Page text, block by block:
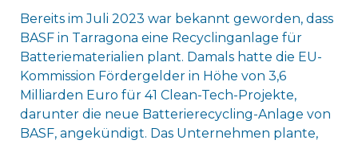
Bereits im Juli 2023 war bekannt geworden, dass
BASF in Tarragona eine Recyclinganlage für
Batteriematerialien plant. Damals hatte die EU-
Kommission Fördergelder in Höhe von 3,6
Milliarden Euro für 41 Clean-Tech-Projekte,
darunter die neue Batterierecycling-Anlage von
BASF, angekündigt. Das Unternehmen plante,